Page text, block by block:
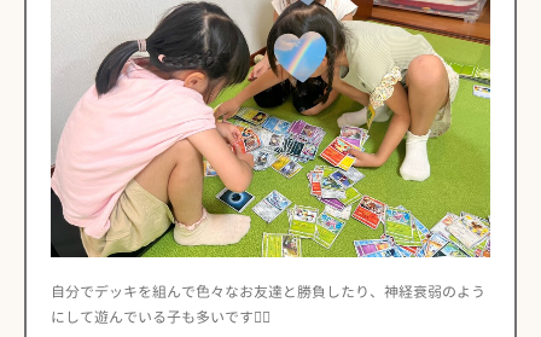
自分でデッキを組んで色々なお友達と勝負したり、神経衰弱のよう
にして遊んでいる子も多いです🙆‍♀️